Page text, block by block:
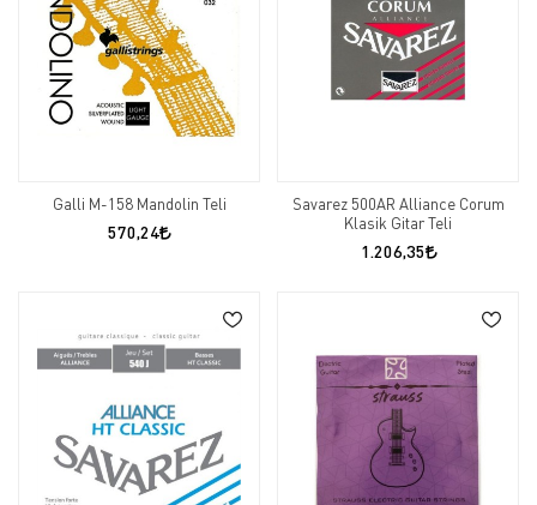
Galli M-158 Mandolin Teli
570,24
Savarez 500AR Alliance Corum
Klasik Gitar Teli
1.206,35